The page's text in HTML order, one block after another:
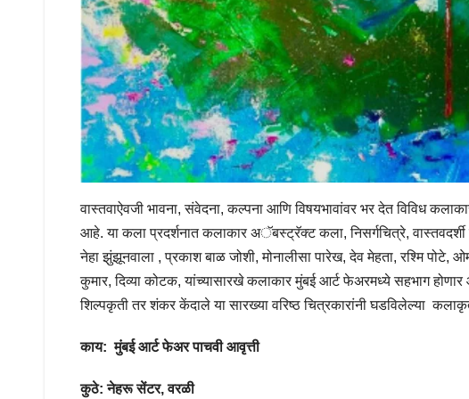
वास्तवाऐवजी भावना, संवेदना, कल्पना आणि विषयभावांवर भर देत विविध
आहे. या कला प्रदर्शनात कलाकार अॅबस्ट्रॅक्ट कला, निसर्गचित्रे, वास्तवदर्शी
नेहा झुंझूनवाला , प्रकाश बाळ जोशी, मोनालीसा पारेख, देव मेहता, रश्मि पोटे,
कुमार, दिव्या कोटक, यांच्यासारखे कलाकार मुंबई आर्ट फेअरमध्ये सहभाग
शिल्पकृती तर शंकर केंदाले या सारख्या वरिष्ठ चित्रकारांनी घडविलेल्या
काय: मुंबई आर्ट फेअर पाचवी आवृत्ती
कुठे: नेहरू सेंटर, वरळी